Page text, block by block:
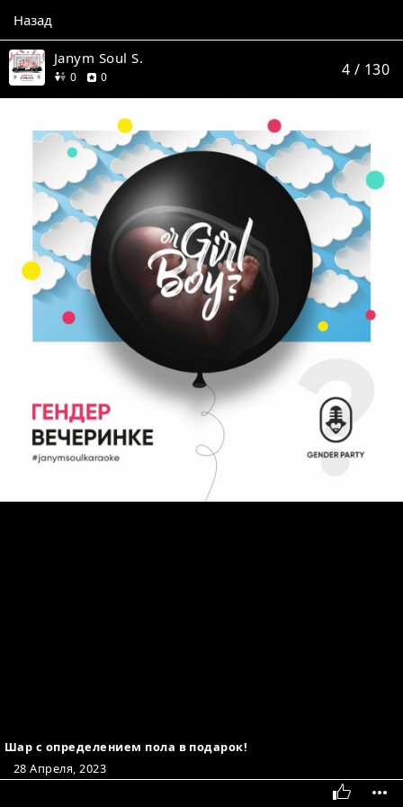
Назад
Janym Soul S.
0друзей
0отзывов 4 / 130
Шар с определением пола в подарок!
28 Апреля, 2023